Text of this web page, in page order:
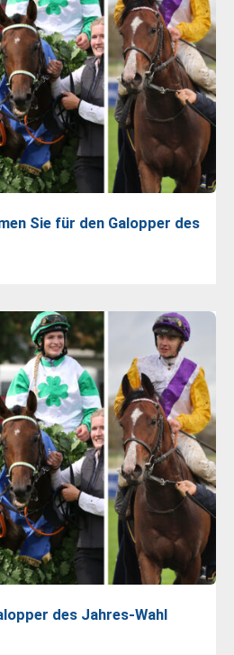
Sie für den Galopper des
des Jahres-Wahl